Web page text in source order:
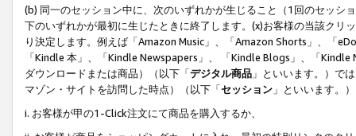
(b) 同一のセッション中に、次のいずれかが生じること（1回のセッシ
下のいずれかが最初に生じたときに終了します。(x)お客様の当該ク
り決定します。例えば「Amazon Music」、「Amazon Shorts」、「
「Kindle 本」、「Kindle Newspapers」、 「Kindle Blogs」、「
ダウンロードまたは商品）（以下「デジタル商品 」といいます。）で
マゾン・サイトを訪問した時点）（以下「セッション 」といいます。
i. お客様が甲の1-Click注文にて商品を購入するか、